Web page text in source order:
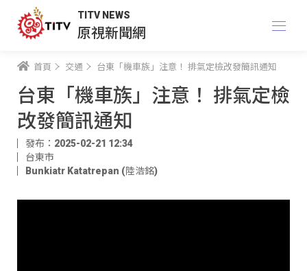
TITV NEWS
原視新聞網
首頁 交通 台東「機車族」注意！ 排氣定檢改發簡訊通知
台東「機車族」注意！ 排氣定檢
改發簡訊通知
發布：2025-02-21 12:34
台東市
Bunkiatr Katatrepan (陸浩銘)